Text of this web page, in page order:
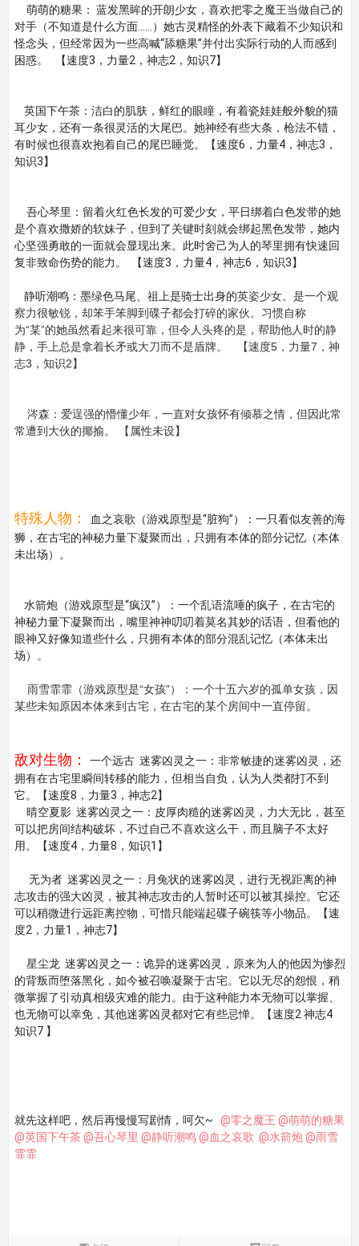
萌萌的糖果： 蓝发黑眸的开朗少女，喜欢把零之魔王当做自己的
对手（不知道是什么方面……）她古灵精怪的外表下藏着不少知识和
怪念头，但经常因为一些高喊“舔糖果”并付出实际行动的人而感到
困惑。 【速度3，力量2，神志2，知识7】
英国下午茶：洁白的肌肤，鲜红的眼瞳，有着瓷娃娃般外貌的猫
耳少女，还有一条很灵活的大尾巴。她神经有些大条，枪法不错，
有时候也很喜欢抱着自己的尾巴睡觉。【速度6，力量4，神志3，
知识3】
吾心琴里：留着火红色长发的可爱少女，平日绑着白色发带的她
是个喜欢撒娇的软妹子，但到了关键时刻就会绑起黑色发带，她内
心坚强勇敢的一面就会显现出来。此时舍己为人的琴里拥有快速回
复非致命伤势的能力。 【速度3，力量4，神志6，知识3】
静听潮鸣：墨绿色马尾、祖上是骑士出身的英姿少女。 是一个观
察力很敏锐，却笨手笨脚到碟子都会打碎的家伙。习惯自称
为“某”的她虽然看起来很可靠，但令人头疼的是，帮助他人时的静
静，手上总是拿着长矛或大刀而不是盾牌。 【速度5，力量7，神
志3，知识2】
涔森：爱逞强的懵懂少年，一直对女孩怀有倾慕之情，但因此常
常遭到大伙的揶揄。 【属性未设】
特殊人物：
血之哀歌（游戏原型是“脏狗”）：一只看似友善的海
狮，在古宅的神秘力量下凝聚而出，只拥有本体的部分记忆（本体
未出场）。
水箭炮（游戏原型是“疯汉”）：一个乱语流唾的疯子，在古宅的
神秘力量下凝聚而出，嘴里神神叨叨着莫名其妙的话语，但看他的
眼神又好像知道些什么，只拥有本体的部分混乱记忆（本体未出
场）。
雨雪霏霏（游戏原型是“女孩”）：一个十五六岁的孤单女孩，因
某些未知原因本体来到古宅，在古宅的某个房间中一直停留。
敌对生物：
一个远古 迷雾凶灵之一：非常敏捷的迷雾凶灵，还
拥有在古宅里瞬间转移的能力，但相当自负，认为人类都打不到
它。【速度8，力量3，神志2】
晴空夏影 迷雾凶灵之一：皮厚肉糙的迷雾凶灵，力大无比，甚至
可以把房间结构破坏，不过自己不喜欢这么干，而且脑子不太好
用。【速度4，力量8，知识1】
无为者 迷雾凶灵之一：月兔状的迷雾凶灵，进行无视距离的神
志攻击的强大凶灵，被其神志攻击的人暂时还可以被其操控。它还
可以稍微进行远距离控物，可惜只能端起碟子碗筷等小物品。【速
度2，力量1，神志7】
星尘龙 迷雾凶灵之一：诡异的迷雾凶灵，原来为人的他因为惨烈
的背叛而堕落黑化，如今被召唤凝聚于古宅。它以无尽的怨恨，稍
微掌握了引动真相级灾难的能力。由于这种能力本无物可以掌握、
也无物可以幸免，其他迷雾凶灵都对它有些忌惮。【速度2 神志4
知识7 】
就先这样吧，然后再慢慢写剧情，呵欠~ @零之魔王 @萌萌的糖果
@英国下午茶@吾心琴里 @静听潮鸣@血之哀歌 @水箭炮@雨雪
霏霏